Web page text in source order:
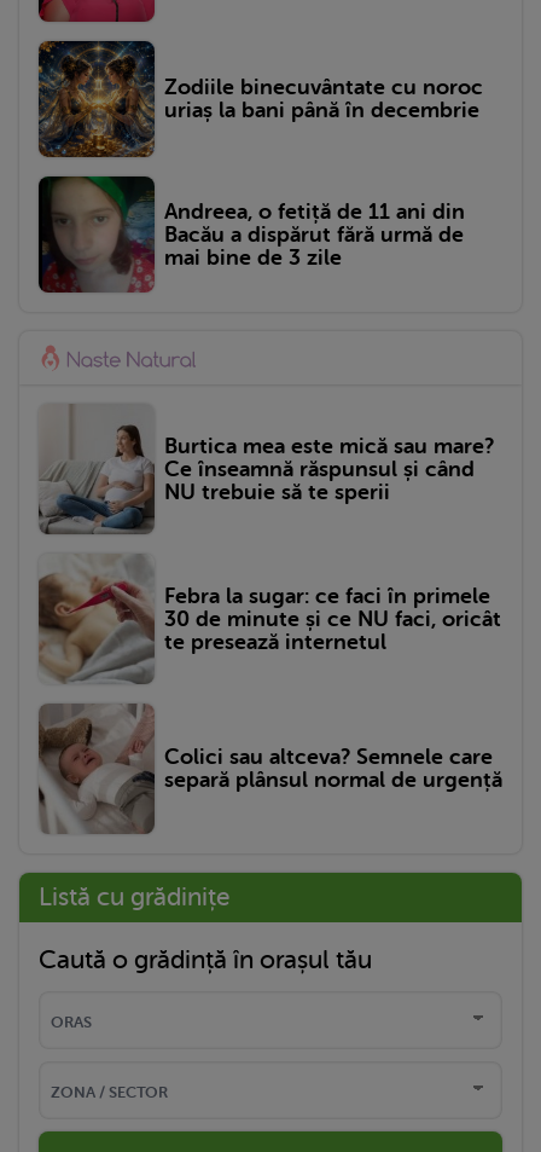
Zodiile binecuvântate cu noroc
uriaș la bani până în decembrie
Andreea, o fetiță de 11 ani din
Bacău a dispărut fără urmă de
mai bine de 3 zile
Burtica mea este mică sau mare?
Ce înseamnă răspunsul și când
NU trebuie să te sperii
Febra la sugar: ce faci în primele
30 de minute și ce NU faci, oricât
te presează internetul
Colici sau altceva? Semnele care
separă plânsul normal de urgență
Listă cu grădinițe
Caută o grădință în orașul tău